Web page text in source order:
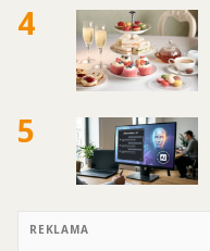
4
5
REKLAMA